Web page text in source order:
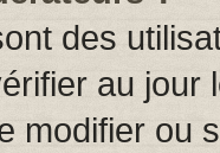
des
au jour
modifier ou